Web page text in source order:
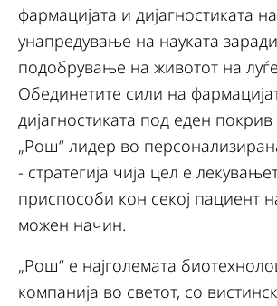
фармацијата и дијагностиката
унапредување на науката заради
подобрување на животот на
Обединетите сили на
дијагностиката под еден
„Рош“ лидер во
- стратегија чија цел е
приспособи кон секој пациент
можен начин.
„Рош“ е најголемата
компанија во светот, со